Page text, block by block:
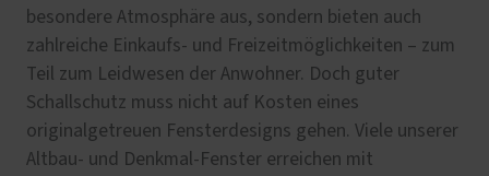
besondere Atmosphäre aus, sondern bieten auch
zahlreiche Einkaufs- und Freizeitmöglichkeiten – zum
Teil zum Leidwesen der Anwohner. Doch guter
Schallschutz muss nicht auf Kosten eines
originalgetreuen Fensterdesigns gehen. Viele unserer
Altbau- und Denkmal-Fenster erreichen mit